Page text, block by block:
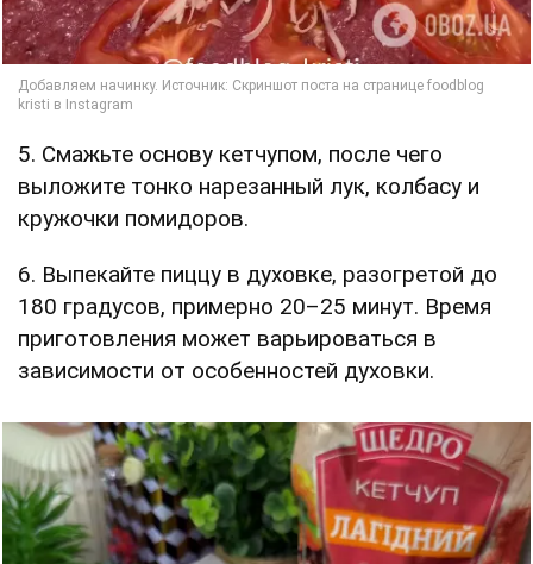
5. Смажьте основу кетчупом, после чего
выложите тонко нарезанный лук, колбасу и
кружочки помидоров.
6. Выпекайте пиццу в духовке, разогретой до
180 градусов, примерно 20–25 минут. Время
приготовления может варьироваться в
зависимости от особенностей духовки.